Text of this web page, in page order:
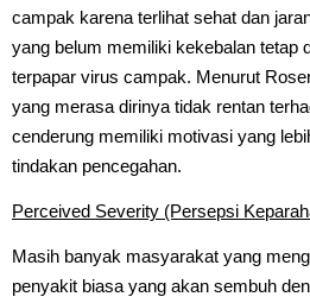
campak karena terlihat sehat dan
yang belum memiliki kekebalan tetap
terpapar virus campak. Menurut
yang merasa dirinya tidak rentan
cenderung memiliki motivasi yang
tindakan pencegahan.
Perceived Severity (Persepsi
Masih banyak masyarakat yang
penyakit biasa yang akan sembuh